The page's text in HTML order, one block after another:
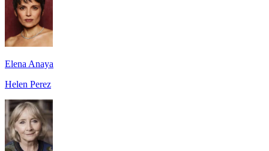
Elena Anaya
Helen Perez